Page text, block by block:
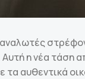
Αυτή η νέα τάση
αυθεντικά